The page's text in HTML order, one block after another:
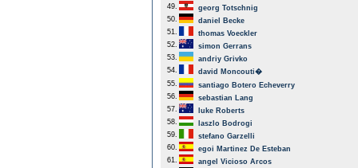
49.
georg Totschnig
50.
daniel Becke
51.
thomas Voeckler
52.
simon Gerrans
53.
andriy Grivko
54.
david Moncouti�
55.
santiago Botero Echeverry
56.
sebastian Lang
57.
luke Roberts
58.
laszlo Bodrogi
59.
stefano Garzelli
60.
egoi Martinez De Esteban
61.
angel Vicioso Arcos